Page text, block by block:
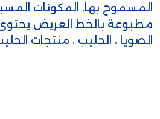
المسموح بها. المكونات
مطبوعة بالخط العريض يحتوى
الصويا ، الحليب ، منتجات